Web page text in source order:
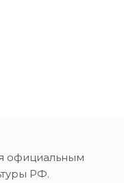
официальным
РФ.